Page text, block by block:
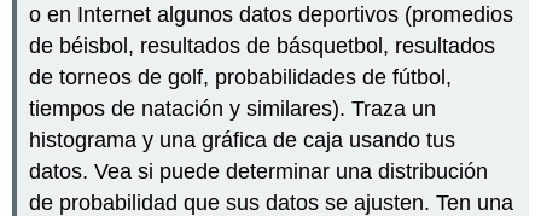
o en Internet algunos datos deportivos (promedios
de béisbol, resultados de básquetbol, resultados
de torneos de golf, probabilidades de fútbol,
tiempos de natación y similares). Traza un
histograma y una gráfica de caja usando tus
datos. Vea si puede determinar una distribución
de probabilidad que sus datos se ajusten. Ten una